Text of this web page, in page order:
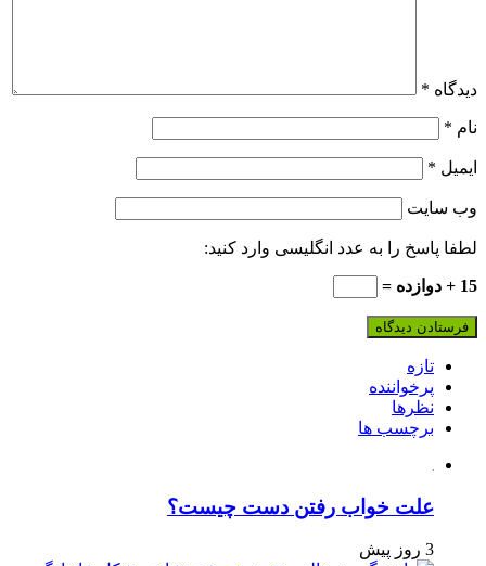
دیدگاه *
نام *
ایمیل *
وب‌ سایت
لطفا پاسخ را به عدد انگلیسی وارد کنید:
15 + دوازده =
تازه
پرخواننده
نظرها
برچسب ها
علت خواب رفتن دست چیست؟
3 روز پیش